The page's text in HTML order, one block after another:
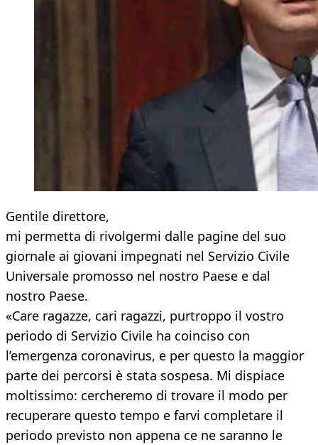
Gentile direttore,
mi permetta di rivolgermi dalle pagine del suo
giornale ai giovani impegnati nel Servizio Civile
Universale promosso nel nostro Paese e dal
nostro Paese.
«Care ragazze, cari ragazzi, purtroppo il vostro
periodo di Servizio Civile ha coinciso con
l’emergenza coronavirus, e per questo la maggior
parte dei percorsi è stata sospesa. Mi dispiace
moltissimo: cercheremo di trovare il modo per
recuperare questo tempo e farvi completare il
periodo previsto non appena ce ne saranno le